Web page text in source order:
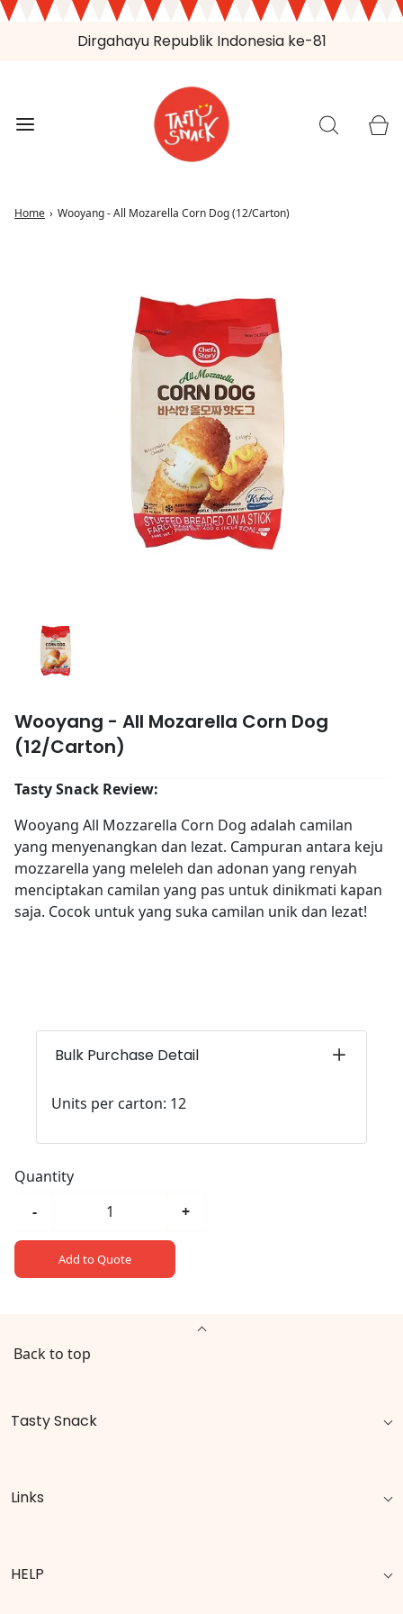
Dirgahayu Republik Indonesia ke-81
Home › Wooyang - All Mozarella Corn Dog (12/Carton)
Wooyang - All Mozarella Corn Dog
(12/Carton)
Tasty Snack Review:
Wooyang All Mozzarella Corn Dog adalah camilan
yang menyenangkan dan lezat. Campuran antara keju
mozzarella yang meleleh dan adonan yang renyah
menciptakan camilan yang pas untuk dinikmati kapan
saja. Cocok untuk yang suka camilan unik dan lezat!
Bulk Purchase Detail
Units per carton: 12
Quantity
-
+
Add to Quote
Back to top
Tasty Snack
Links
HELP